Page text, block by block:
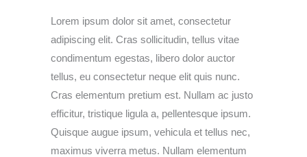
Lorem ipsum dolor sit amet, consectetur
adipiscing elit. Cras sollicitudin, tellus vitae
condimentum egestas, libero dolor auctor
tellus, eu consectetur neque elit quis nunc.
Cras elementum pretium est. Nullam ac justo
efficitur, tristique ligula a, pellentesque ipsum.
Quisque augue ipsum, vehicula et tellus nec,
maximus viverra metus. Nullam elementum